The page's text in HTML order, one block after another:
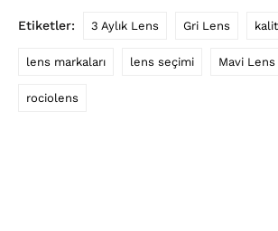
Etiketler: 3 Aylık Lens Gri Lens
lens markaları lens seçimi Mavi Lens
rociolens